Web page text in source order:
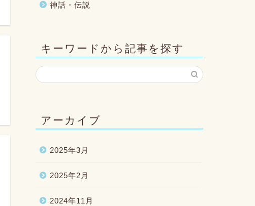
神話・伝説
キーワードから記事を探す
アーカイブ
2025年3月
2025年2月
2024年11月